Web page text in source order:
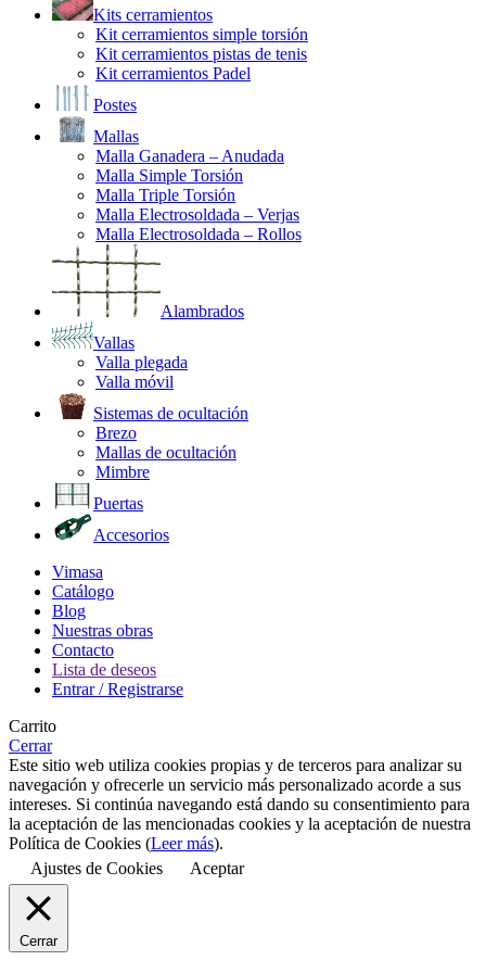
Kits cerramientos
Kit cerramientos simple torsión
Kit cerramientos pistas de tenis
Kit cerramientos Padel
Postes
Mallas
Malla Ganadera – Anudada
Malla Simple Torsión
Malla Triple Torsión
Malla Electrosoldada – Verjas
Malla Electrosoldada – Rollos
Alambrados
Vallas
Valla plegada
Valla móvil
Sistemas de ocultación
Brezo
Mallas de ocultación
Mimbre
Puertas
Accesorios
Vimasa
Catálogo
Blog
Nuestras obras
Contacto
Lista de deseos
Entrar / Registrarse
Carrito
Cerrar
Este sitio web utiliza cookies propias y de terceros para analizar su
navegación y ofrecerle un servicio más personalizado acorde a sus
intereses. Si continúa navegando está dando su consentimiento para
la aceptación de las mencionadas cookies y la aceptación de nuestra
Política de Cookies (Leer más).
Ajustes de Cookies
Aceptar
Cerrar